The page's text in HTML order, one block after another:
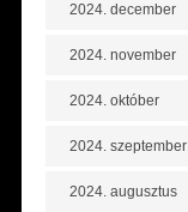
2024. december
2024. november
2024. október
2024. szeptember
2024. augusztus